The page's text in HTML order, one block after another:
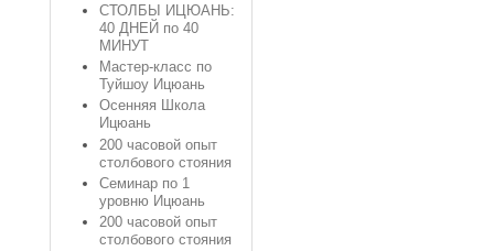
СТОЛБЫ ИЦЮАНЬ:
40 ДНЕЙ по 40
МИНУТ
Мастер-класс по
Туйшоу Ицюань
Осенняя Школа
Ицюань
200 часовой опыт
столбового стояния
Семинар по 1
уровню Ицюань
200 часовой опыт
столбового стояния